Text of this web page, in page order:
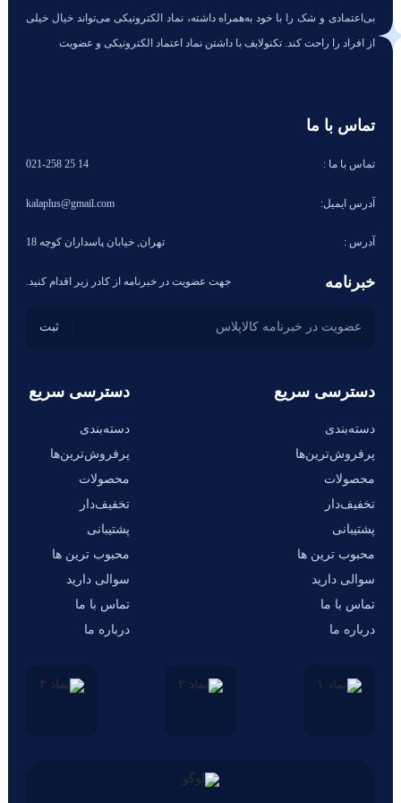
بی‌اعتمادی و شک را با خود به‌همراه داشته، نماد الکترونیکی می‌تواند خیال خیلی
از افراد را راحت کند. تکنولایف با داشتن نماد اعتماد الکترونیکی و عضویت
دسترسی سریع
دسته‌بندی
پرفروش‌ترین‌ها
محصولات
تخفیف‌دار
پشتیبانی
محبوب ترین ها
سوالی دارید
تماس با ما
درباره ما
تماس با ما
تماس با ما : 14 25 021-258
آدرس ایمیل: kalaplus@gmail.com
آدرس : تهران, خیابان پاسداران کوچه 18
خبرنامه جهت عضویت در خبرنامه از کادر زیر اقدام کنید.
دسترسی سریع
دسته‌بندی
پرفروش‌ترین‌ها
محصولات
تخفیف‌دار
پشتیبانی
محبوب ترین ها
سوالی دارید
تماس با ما
درباره ما